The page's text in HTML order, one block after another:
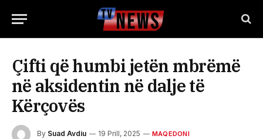
Çifti që humbi jetën mbrëmë
në aksidentin në dalje të
Kërçovës
By Suad Avdiu 19 Prill, 2025 MAQEDONI